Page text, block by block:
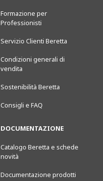
Formazione per
Professionisti
Servizio Clienti Beretta
Condizioni generali di
vendita
Sostenibilità Beretta
Consigli e FAQ
DOCUMENTAZIONE
Catalogo Beretta e schede
novità
Documentazione prodotti